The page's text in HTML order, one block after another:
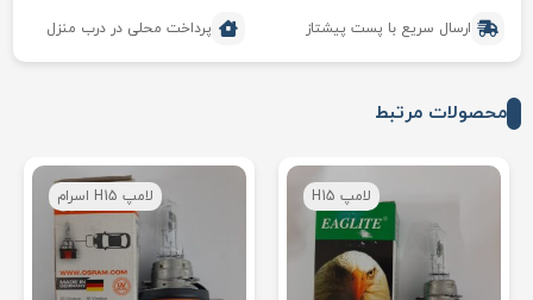
ارسال سریع با پست پیشتاز پرداخت محلی در درب منزل
محصولات مرتبط
لامپ H15 لامپ H15 اسرام